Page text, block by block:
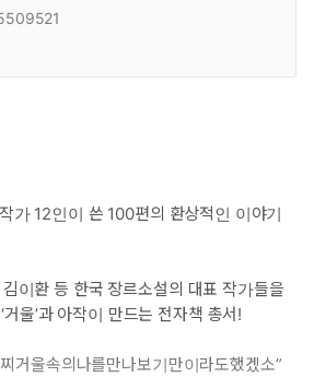
가 12인이 쓴 100편의 환상적인 이야기
이환 등 한국 장르소설의 대표 작가들을
울’과 아작이 만드는 전자책 총서!
거울속의나를만나보기만이라도했겠소”